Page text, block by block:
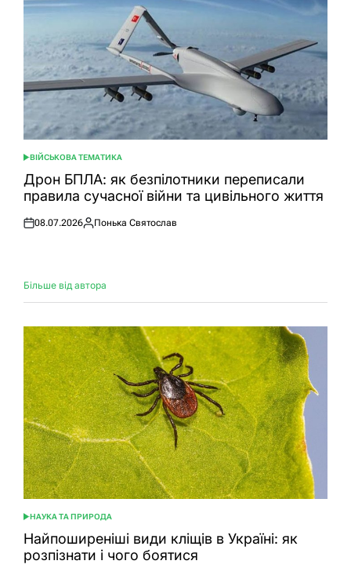
ОПУБЛІКУВАТИ
У
ВІЙСЬКОВА ТЕМАТИКА
Дрон БПЛА: як безпілотники переписали
правила сучасної війни та цивільного життя
Оприлюднено
08.07.2026
Опубліковано
Понька Святослав
Більше від автора
ОПУБЛІКУВАТИ
У
НАУКА ТА ПРИРОДА
Найпоширеніші види кліщів в Україні: як
розпізнати і чого боятися